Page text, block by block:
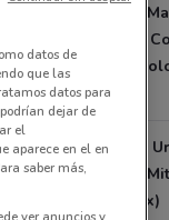
Comercio y
Entre Calle:
Calle: N/a,
1.6 km
Calle Angel
Entre Calle
Juárez (cdmx)
datos de
que las
datos para
dejar de
el
aparece en el en
saber más,
ver anuncios y